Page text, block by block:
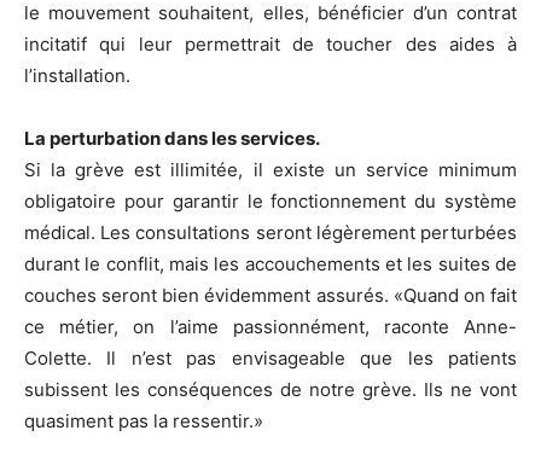
le mouvement souhaitent, elles, bénéficier d’un contrat
incitatif qui leur permettrait de toucher des aides à
l’installation.
La perturbation dans les services.
Si la grève est illimitée, il existe un service minimum
obligatoire pour garantir le fonctionnement du système
médical. Les consultations seront légèrement perturbées
durant le conflit, mais les accouchements et les suites de
couches seront bien évidemment assurés. «Quand on fait
ce métier, on l’aime passionnément, raconte Anne-
Colette. Il n’est pas envisageable que les patients
subissent les conséquences de notre grève. Ils ne vont
quasiment pas la ressentir.»